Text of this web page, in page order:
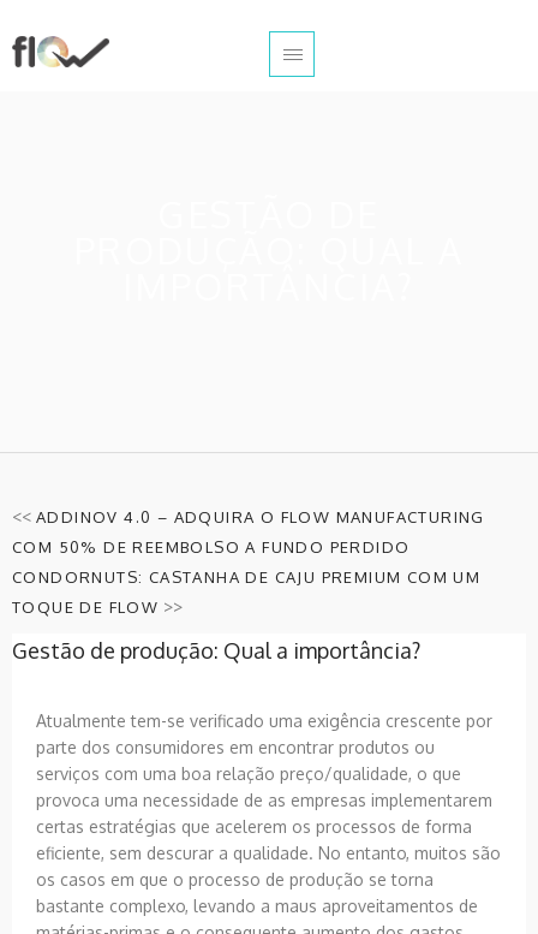
<< ADDINOV 4.0 – ADQUIRA O FLOW MANUFACTURING
COM 50% DE REEMBOLSO A FUNDO PERDIDO
CONDORNUTS: CASTANHA DE CAJU PREMIUM COM UM
TOQUE DE FLOW >>
Gestão de produção: Qual a importância?
Atualmente tem-se verificado uma exigência crescente por
parte dos consumidores em encontrar produtos ou
serviços com uma boa relação preço/qualidade, o que
provoca uma necessidade de as empresas implementarem
certas estratégias que acelerem os processos de forma
eficiente, sem descurar a qualidade. No entanto, muitos são
os casos em que o processo de produção se torna
bastante complexo, levando a maus aproveitamentos de